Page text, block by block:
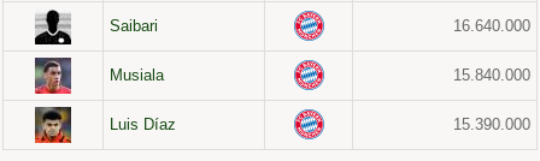
Saibari 16.640.000
Musiala 15.840.000
Luis Díaz 15.390.000